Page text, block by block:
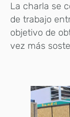
La charla se
de trabajo
objetivo de
vez más